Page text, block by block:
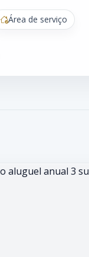
Área de serviço